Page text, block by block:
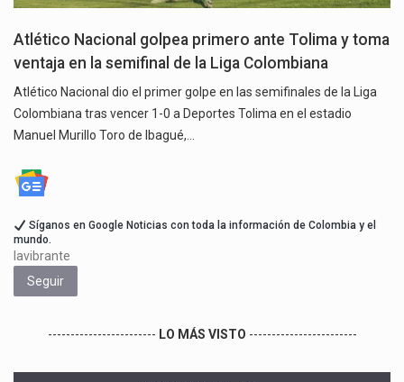
Atlético Nacional golpea primero ante Tolima y toma
ventaja en la semifinal de la Liga Colombiana
Atlético Nacional dio el primer golpe en las semifinales de la Liga
Colombiana tras vencer 1-0 a Deportes Tolima en el estadio
Manuel Murillo Toro de Ibagué,…
Síganos en Google Noticias con toda la información de Colombia y el
mundo.
lavibrante
Seguir
------------------------ LO MÁS VISTO ------------------------